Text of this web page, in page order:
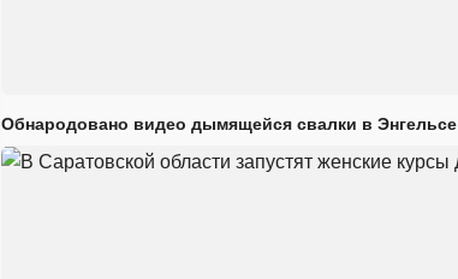
Обнародовано видео дымящейся свалки в Энгельсе